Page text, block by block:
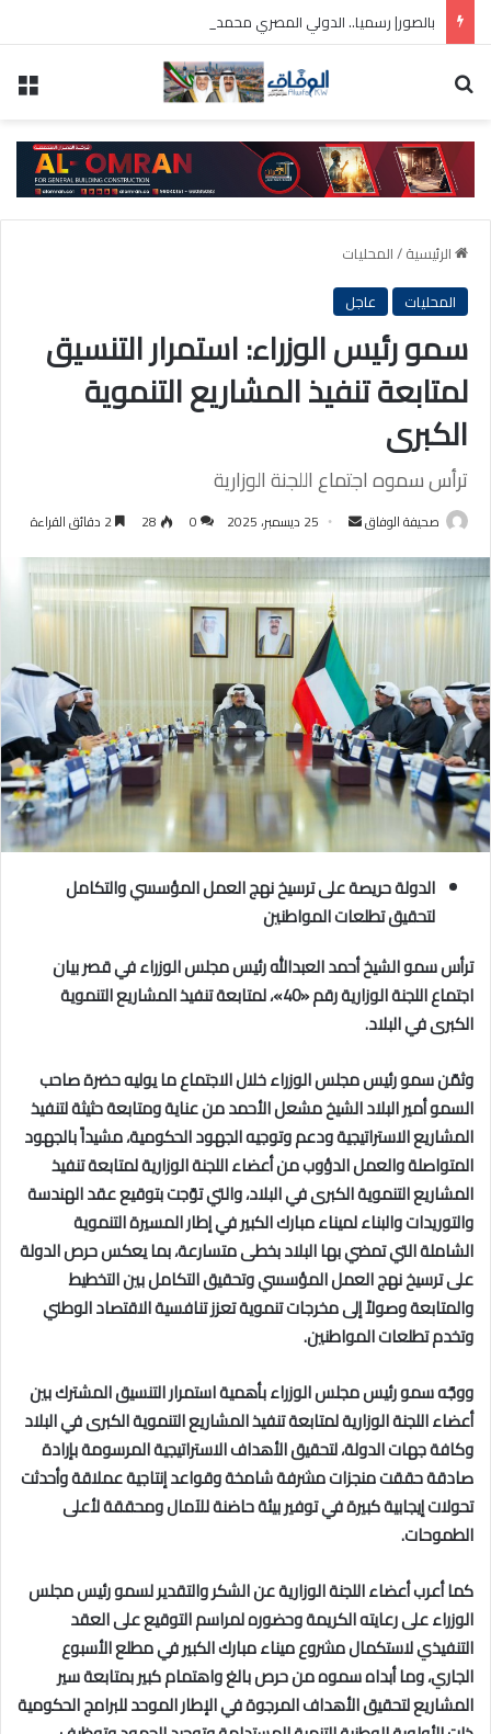
بالصور| رسميا.. الدولي المصري محمد صلاح في طرابزون التركي
الرئيسية/المحليات
المحليات
عاجل
سمو رئيس الوزراء: استمرار التنسيق
لمتابعة تنفيذ المشاريع التنموية
الكبرى
ترأس سموه اجتماع اللجنة الوزارية
صحيفة الوفاق
أرسل
إلكترونيا
25 ديسمبر، 2025 0
28
الدولة حريصة على ترسيخ نهج العمل المؤسسي والتكامل
لتحقيق تطلعات المواطنين
ترأس سمو الشيخ أحمد العبدالله رئيس مجلس الوزراء في قصر بيان
اجتماع اللجنة الوزارية رقم «40»، لمتابعة تنفيذ المشاريع التنموية
الكبرى في البلاد.
وثمّن سمو رئيس مجلس الوزراء خلال الاجتماع ما يوليه حضرة صاحب
السمو أمير البلاد الشيخ مشعل الأحمد من عناية ومتابعة حثيثة لتنفيذ
المشاريع الاستراتيجية ودعم وتوجيه الجهود الحكومية، مشيداً بالجهود
المتواصلة والعمل الدؤوب من أعضاء اللجنة الوزارية لمتابعة تنفيذ
المشاريع التنموية الكبرى في البلاد، والتي توّجت بتوقيع عقد الهندسة
والتوريدات والبناء لميناء مبارك الكبير في إطار المسيرة التنموية
الشاملة التي تمضي بها البلاد بخطى متسارعة، بما يعكس حرص الدولة
على ترسيخ نهج العمل المؤسسي وتحقيق التكامل بين التخطيط
والمتابعة وصولاً إلى مخرجات تنموية تعزز تنافسية الاقتصاد الوطني
وتخدم تطلعات المواطنين.
ووجّه سمو رئيس مجلس الوزراء بأهمية استمرار التنسيق المشترك بين
أعضاء اللجنة الوزارية لمتابعة تنفيذ المشاريع التنموية الكبرى في البلاد
وكافة جهات الدولة، لتحقيق الأهداف الاستراتيجية المرسومة بإرادة
صادقة حققت منجزات مشرفة شامخة وقواعد إنتاجية عملاقة وأحدثت
تحولات إيجابية كبيرة في توفير بيئة حاضنة للآمال ومحققة لأعلى
الطموحات.
كما أعرب أعضاء اللجنة الوزارية عن الشكر والتقدير لسمو رئيس مجلس
الوزراء على رعايته الكريمة وحضوره لمراسم التوقيع على العقد
التنفيذي لاستكمال مشروع ميناء مبارك الكبير في مطلع الأسبوع
الجاري، وما أبداه سموه من حرص بالغ واهتمام كبير بمتابعة سير
المشاريع لتحقيق الأهداف المرجوة في الإطار الموحد للبرامج الحكومية